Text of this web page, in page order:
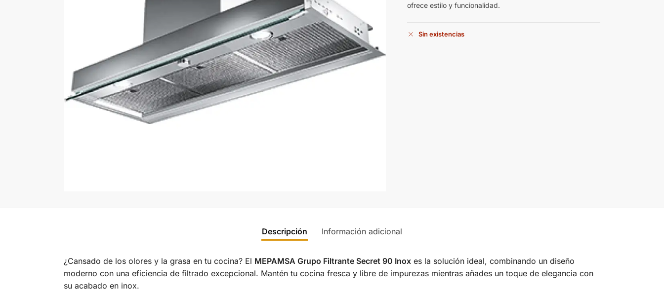
ofrece estilo y funcionalidad.
Sin existencias
Descripción Información adicional
¿Cansado de los olores y la grasa en tu cocina? El MEPAMSA Grupo Filtrante Secret 90 Inoxes la solución ideal, combinando un diseño
moderno con una eficiencia de filtrado excepcional. Mantén tu cocina fresca y libre de impurezas mientras añades un toque de elegancia con
su acabado en inox.